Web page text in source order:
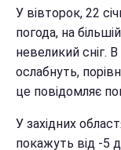
У вівторок, 22
погода, на
невеликий сніг. В
ослабнуть,
це повідомляє
У західних
покажуть від -5